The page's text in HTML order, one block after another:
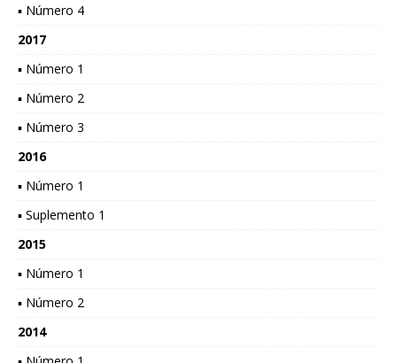
▪ Número 4
2017
▪ Número 1
▪ Número 2
▪ Número 3
2016
▪ Número 1
▪ Suplemento 1
2015
▪ Número 1
▪ Número 2
2014